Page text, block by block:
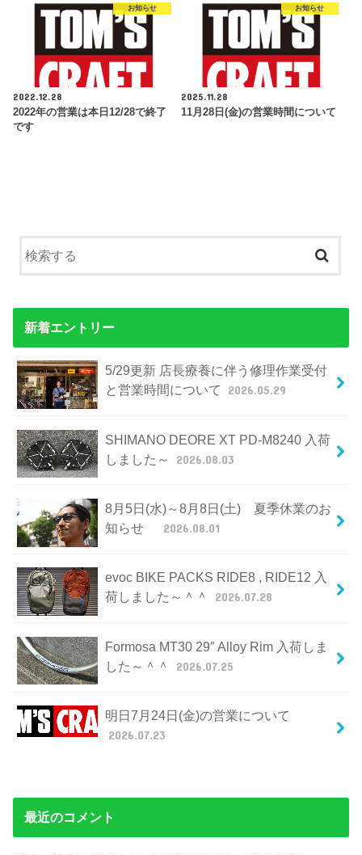
お知らせ
2022.12.28
2022年の営業は本日12/28で終了
です
お知らせ
2025.11.28
11月28日(金)の営業時間について
新着エントリー
5/29更新 店長療養に伴う修理作業受付
と営業時間について
2026.05.29
SHIMANO DEORE XT PD-M8240 入荷
しました～
2026.08.03
8月5日(水)～8月8日(土) 夏季休業のお
知らせ
2026.08.01
evoc BIKE PACKS RIDE8 , RIDE12 入
荷しました～＾＾
2026.07.28
Formosa MT30 29″ Alloy Rim 入荷しま
した～＾＾
2026.07.25
明日7月24日(金)の営業について
2026.07.23
最近のコメント